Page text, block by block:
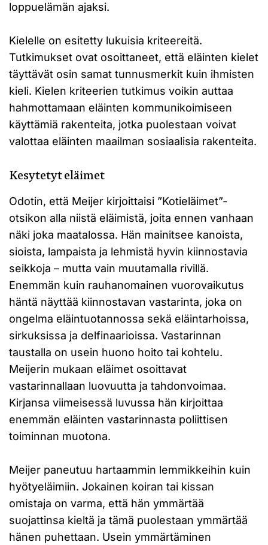
loppuelämän ajaksi.
Kielelle on esitetty lukuisia kriteereitä.
Tutkimukset ovat osoittaneet, että eläinten kielet
täyttävät osin samat tunnusmerkit kuin ihmisten
kieli. Kielen kriteerien tutkimus voikin auttaa
hahmottamaan eläinten kommunikoimiseen
käyttämiä rakenteita, jotka puolestaan voivat
valottaa eläinten maailman sosiaalisia rakenteita.
Kesytetyt eläimet
Odotin, että Meijer kirjoittaisi ”Kotieläimet”-
otsikon alla niistä eläimistä, joita ennen vanhaan
näki joka maatalossa. Hän mainitsee kanoista,
sioista, lampaista ja lehmistä hyvin kiinnostavia
seikkoja – mutta vain muutamalla rivillä.
Enemmän kuin rauhanomainen vuorovaikutus
häntä näyttää kiinnostavan vastarinta, joka on
ongelma eläintuotannossa sekä eläintarhoissa,
sirkuksissa ja delfinaarioissa. Vastarinnan
taustalla on usein huono hoito tai kohtelu.
Meijerin mukaan eläimet osoittavat
vastarinnallaan luovuutta ja tahdonvoimaa.
Kirjansa viimeisessä luvussa hän kirjoittaa
enemmän eläinten vastarinnasta poliittisen
toiminnan muotona.
Meijer paneutuu hartaammin lemmikkeihin kuin
hyötyeläimiin. Jokainen koiran tai kissan
omistaja on varma, että hän ymmärtää
suojattinsa kieltä ja tämä puolestaan ymmärtää
hänen puhettaan. Usein ymmärtäminen